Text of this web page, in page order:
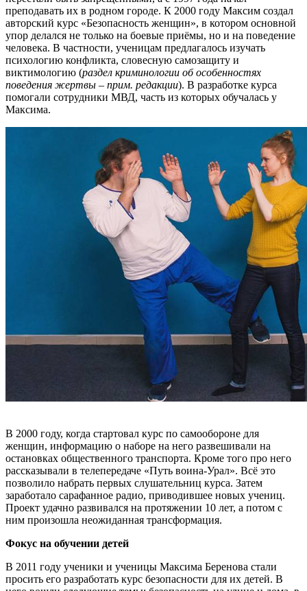
преподавать их в родном городе. К 2000 году Максим создал
авторский курс «Безопасность женщин», в котором основной
упор делался не только на боевые приёмы, но и на поведение
человека. В частности, ученицам предлагалось изучать
психологию конфликта, словесную самозащиту и
виктимологию (раздел криминологии об особенностях
поведения жертвы – прим. редакции). В разработке курса
помогали сотрудники МВД, часть из которых обучалась у
Максима.
В 2000 году, когда стартовал курс по самообороне для
женщин, информацию о наборе на него развешивали на
остановках общественного транспорта. Кроме того про него
рассказывали в телепередаче «Путь воина-Урал». Всё это
позволило набрать первых слушательниц курса. Затем
заработало сарафанное радио, приводившее новых учениц.
Проект удачно развивался на протяжении 10 лет, а потом с
ним произошла неожиданная трансформация.
Фокус на обучении детей
В 2011 году ученики и ученицы Максима Беренова стали
просить его разработать курс безопасности для их детей. В